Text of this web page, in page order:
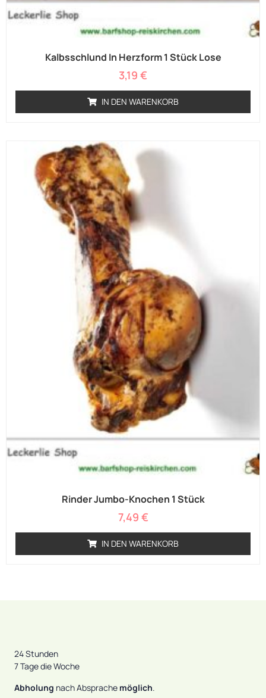
Kalbsschlund In Herzform 1 Stück Lose
3,19 €
IN DEN WARENKORB
Rinder Jumbo-Knochen 1 Stück
7,49 €
IN DEN WARENKORB
24 Stunden
7 Tage die Woche
Abholung nach Absprache möglich.